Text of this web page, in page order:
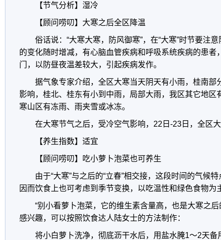
【节气分析】湿冷
【顾问唠叨】大寒之后全区降温
俗话说：“大寒大寒，防风御寒”，在“大寒”时节要注
的变化随时增减，有心脑血管疾病和呼吸系统疾病的患者
门，以防昼夜温差较大，引起疾病发作。
据气象专家介绍，全区大寒当天阴天有小雨，桂南部
影响，桂北、桂东有小到中雨，局部大雨，我区其它地区
寒山区有冻雨、雨夹雪或冰冻。
在大寒节气之后，受冷空气影响，22日-23日，全
【养生指数】适宜
【顾问唠叨】吃小萝卜泡菜也可养生
由于“大寒”与之后的“立春”相交接，这段时间的气候特
因而饮食上也可考虑到季节变换，以吃温性和绿色食物为
“别小看萝卜泡菜，它的维生素含量高，也是大寒之
感兴趣，可以按照饮食达人陆女士的方法制作：
将小白萝卜洗净，彻底沥干水后，用盐水腌1～2天